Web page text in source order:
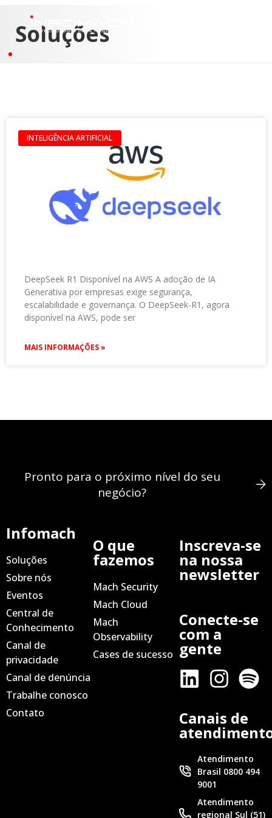
Soluções
INTELIGÊNCIA ARTIFICIAL
DeepSeek R1 Disponível na AWS A adoção de IA
Generativa por empresas exige segurança,
escalabilidade e governança. O DeepSeek-R1, agora
disponível na AWS, pode ser
MAIS INFORMAÇÕES »
Pronto para o próximo nível do seu
negócio?
Infomach
Soluções
Sobre nós
Eventos
Central de
Conhecimento
Canal de
privacidade
Canal de denúncia
Trabalhe conosco
Contato
O que
fazemos
Mach Security
Mach Cloud
Mach
Observability
Cases de sucesso
Inscreva-se
na nossa
newsletter
Conecte-se
com a
gente
Canais de
Atendimento
Brasil 0800 494
9001
Atendimento
regional Sul (51)